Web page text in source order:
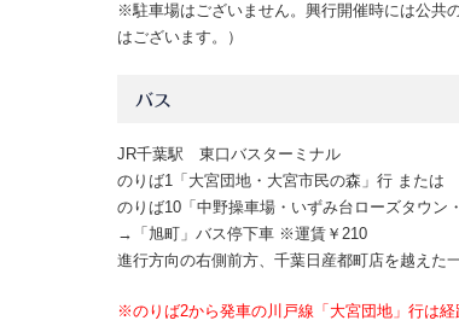
※駐車場はございません。興行開催時には公共
はございます。）
バス
JR千葉駅 東口バスターミナル
のりば1「大宮団地・大宮市民の森」行 または
のりば10「中野操車場・いずみ台ローズタウン
→ 「旭町」バス停下車 ※運賃￥210
進行方向の右側前方、千葉日産都町店を越えた
※のりば2から発車の川戸線「大宮団地」行は